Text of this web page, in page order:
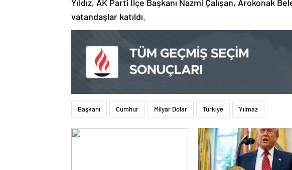
Yıldız, AK Parti İlçe Başkanı Nazmi Çalışan, Arokonak
vatandaşlar katıldı.
Başkanı Cumhur Milyar Dolar Türkiye Yılmaz